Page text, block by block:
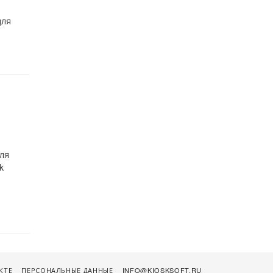
ПЕРСОНАЛЬНЫЕ ДАННЫЕ INFO@KIOSKSOFT.RU